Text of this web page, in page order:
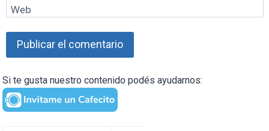
Web
Si te gusta nuestro contenido podés ayudarnos: